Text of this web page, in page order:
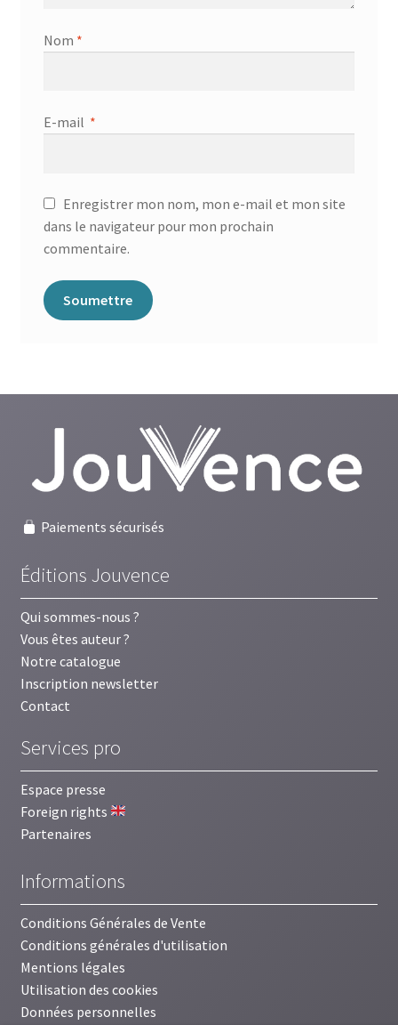
Nom *
E-mail *
Enregistrer mon nom, mon e-mail et mon site
dans le navigateur pour mon prochain
commentaire.
Paiements sécurisés
Éditions Jouvence
Qui sommes-nous ?
Vous êtes auteur ?
Notre catalogue
Inscription newsletter
Contact
Services pro
Espace presse
Foreign rights
Partenaires
Informations
Conditions Générales de Vente
Conditions générales d'utilisation
Mentions légales
Utilisation des cookies
Données personnelles